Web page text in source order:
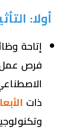
أولا:
إتاحة
فرص عمل
ذات